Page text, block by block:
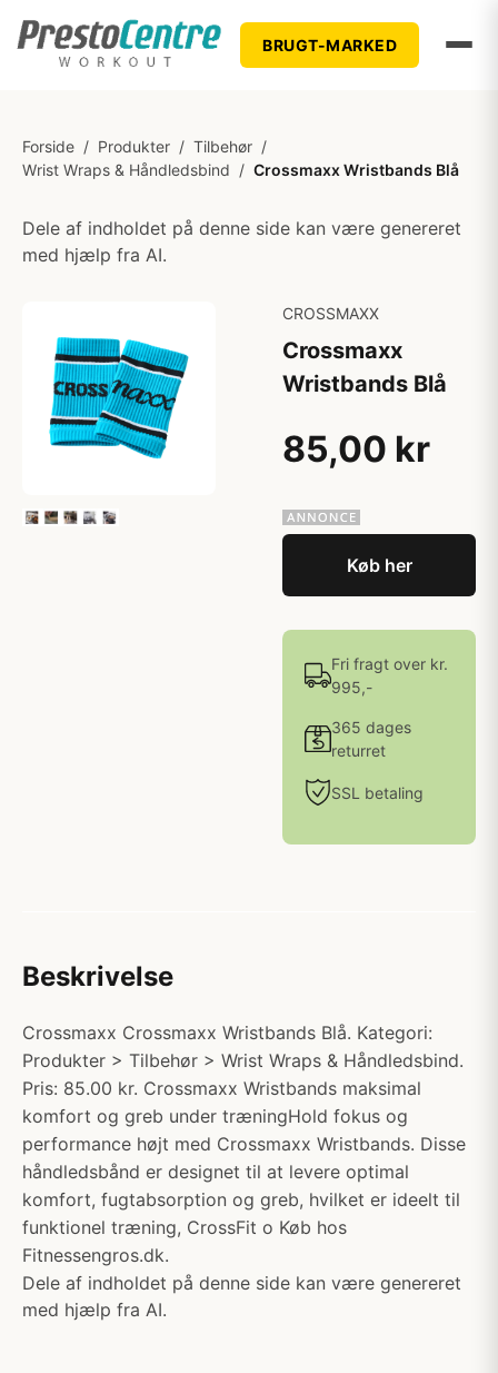
BRUGT-MARKED
Forside / Produkter / Tilbehør /
Wrist Wraps & Håndledsbind / Crossmaxx Wristbands Blå
Dele af indholdet på denne side kan være genereret
med hjælp fra AI.
CROSSMAXX
Crossmaxx
Wristbands Blå
85,00 kr
Køb her
Fri fragt over kr.
995,-
365 dages
returret
SSL betaling
Beskrivelse
Crossmaxx Crossmaxx Wristbands Blå. Kategori:
Produkter > Tilbehør > Wrist Wraps & Håndledsbind.
Pris: 85.00 kr. Crossmaxx Wristbands maksimal
komfort og greb under træningHold fokus og
performance højt med Crossmaxx Wristbands. Disse
håndledsbånd er designet til at levere optimal
komfort, fugtabsorption og greb, hvilket er ideelt til
funktionel træning, CrossFit o Køb hos
Fitnessengros.dk.
Dele af indholdet på denne side kan være genereret
med hjælp fra AI.